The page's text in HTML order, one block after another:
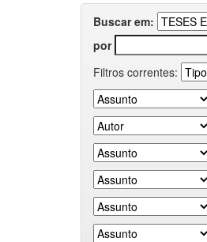
Buscar em:
por
Filtros correntes: